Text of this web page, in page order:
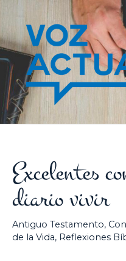
contenido
Excelentes
diario vivir
Antiguo Testamento,
de la Vida, Reflexiones